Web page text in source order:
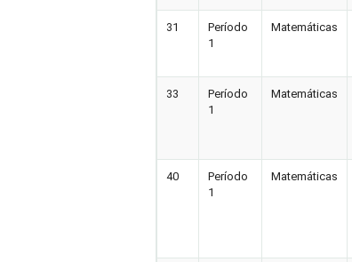
31
Período
1
Matemáticas
33
Período
1
Matemáticas
40
Período
1
Matemáticas